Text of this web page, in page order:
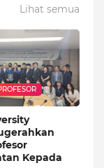
Lihat semua
Kepada